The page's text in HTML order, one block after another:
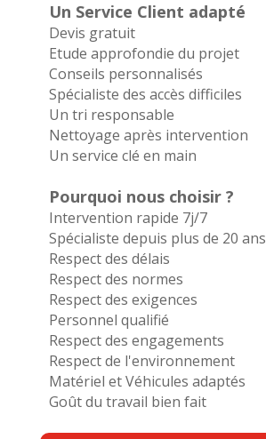
Un Service Client adapté
Devis gratuit
Etude approfondie du projet
Conseils personnalisés
Spécialiste des accès difficiles
Un tri responsable
Nettoyage après intervention
Un service clé en main
Pourquoi nous choisir ?
Intervention rapide 7j/7
Spécialiste depuis plus de 20 ans
Respect des délais
Respect des normes
Respect des exigences
Personnel qualifié
Respect des engagements
Respect de l'environnement
Matériel et Véhicules adaptés
Goût du travail bien fait